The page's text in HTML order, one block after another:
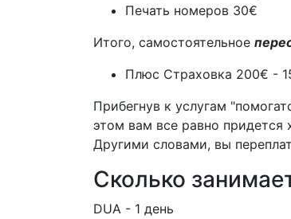
Печать номеров 30€
Итого, самостоятельное
Плюс Страховка 200€ -
Прибегнув к услугам
этом вам все равно придется
Другими словами, вы
Сколько
DUA - 1 день